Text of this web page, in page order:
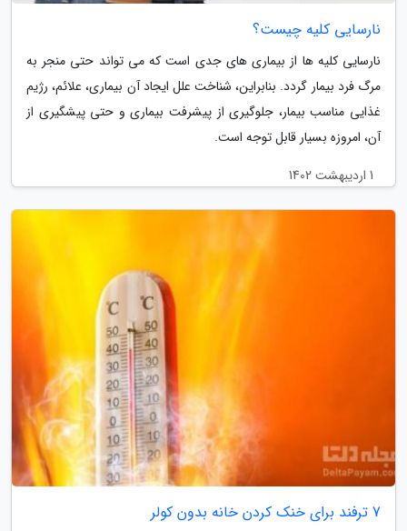
نارسایی کلیه چیست؟
نارسایی کلیه ها از بیماری های جدی است که می تواند حتی منجر به
مرگ فرد بیمار گردد. بنابراین، شناخت علل ایجاد آن بیماری، علائم، رژیم
غذایی مناسب بیمار، جلوگیری از پیشرفت بیماری و حتی پیشگیری از
آن، امروزه بسیار قابل توجه است.
1 اردیبهشت 1402
7 ترفند برای خنک کردن خانه بدون کولر